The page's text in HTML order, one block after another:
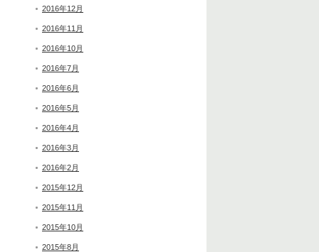
2016年12月
2016年11月
2016年10月
2016年7月
2016年6月
2016年5月
2016年4月
2016年3月
2016年2月
2015年12月
2015年11月
2015年10月
2015年8月